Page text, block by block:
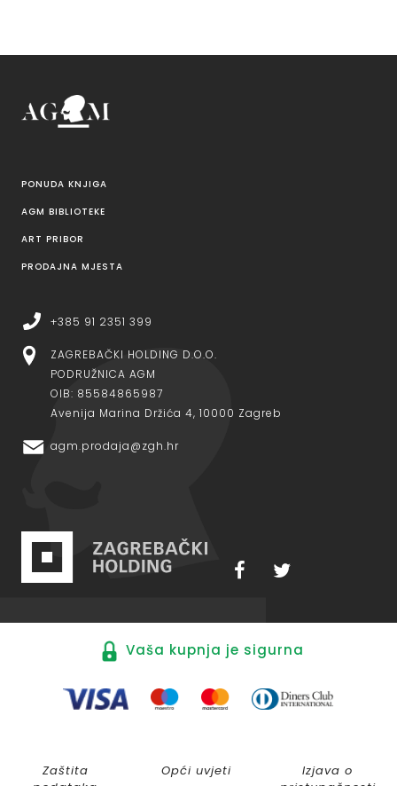
PONUDA KNJIGA
AGM BIBLIOTEKE
ART PRIBOR
PRODAJNA MJESTA
+385 91 2351 399
ZAGREBAČKI HOLDING D.O.O.
PODRUŽNICA AGM
OIB: 85584865987
Avenija Marina Držića 4, 10000 Zagreb
agm.prodaja@zgh.hr
Vaša kupnja je sigurna
Zaštita
Opći uvjeti
Izjava o